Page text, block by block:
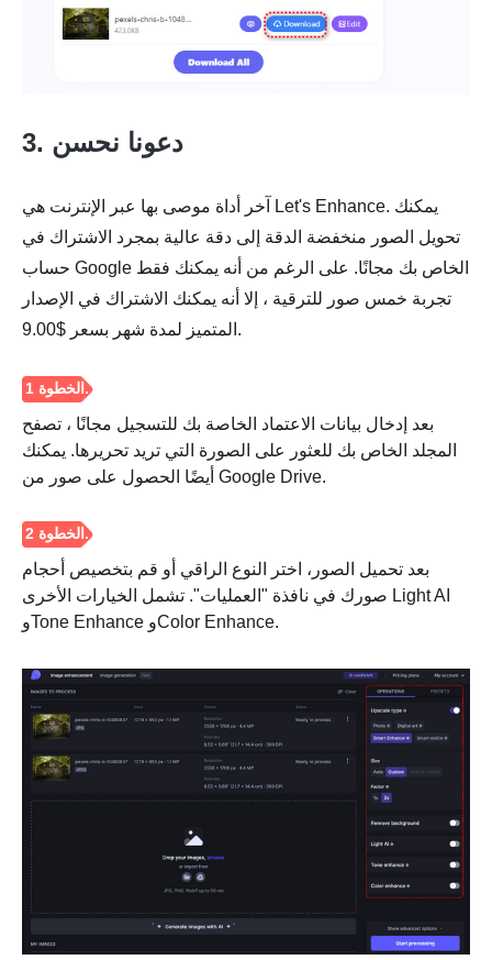
الخطوة 2.
3. دعونا نحسن
آخر أداة موصى بها عبر الإنترنت هي Let's Enhance. يمكنك
تحويل الصور منخفضة الدقة إلى دقة عالية بمجرد الاشتراك في
حساب Google الخاص بك مجانًا. على الرغم من أنه يمكنك فقط
تجربة خمس صور للترقية ، إلا أنه يمكنك الاشتراك في الإصدار
المتميز لمدة شهر بسعر $9.00.
بعد إدخال بيانات الاعتماد الخاصة بك للتسجيل مجانًا ، تصفح
المجلد الخاص بك للعثور على الصورة التي تريد تحريرها. يمكنك
أيضًا الحصول على صور من Google Drive.
بعد تحميل الصور، اختر النوع الراقي أو قم بتخصيص أحجام
صورك في نافذة "العمليات". تشمل الخيارات الأخرى Light AI
وTone Enhance وColor Enhance.